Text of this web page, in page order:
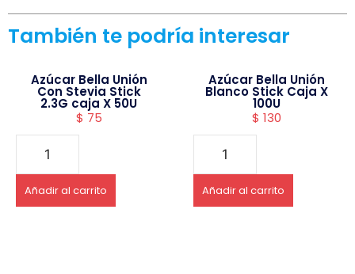
También te podría interesar
Azúcar Bella Unión
Con Stevia Stick
2.3G caja X 50U
$ 75
Añadir al carrito
Azúcar Bella Unión
Blanco Stick Caja X
100U
$ 130
Añadir al carrito